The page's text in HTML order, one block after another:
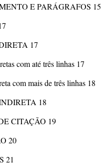
E PARÁGRAFOS 15
17
com até três linhas 17
com mais de três linhas 18
18
CITAÇÃO 19
20
21